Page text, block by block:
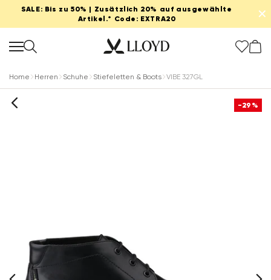
SALE: Bis zu 50% | Zusätzlich 20% auf ausgewählte
Artikel.* Code: EXTRA20
✕
Home Herren Schuhe Stiefeletten & Boots VIBE 327GL
-29%